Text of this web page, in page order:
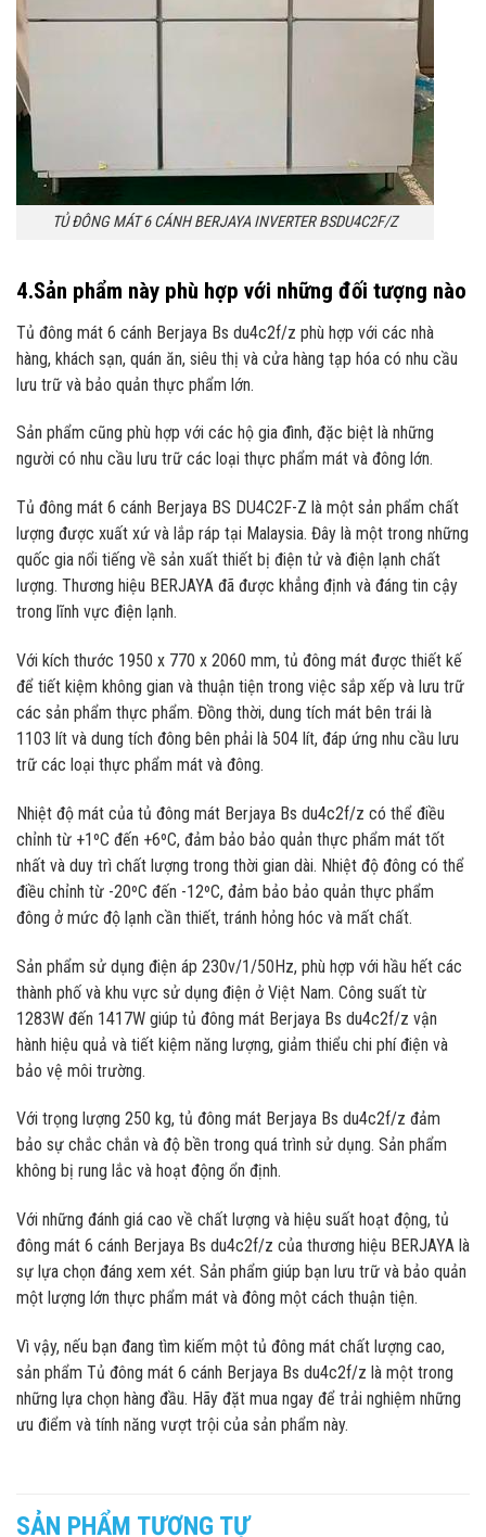
TỦ ĐÔNG MÁT 6 CÁNH BERJAYA INVERTER BSDU4C2F/Z
4.Sản phẩm này phù hợp với những đối tượng nào
Tủ đông mát 6 cánh Berjaya Bs du4c2f/z phù hợp với các nhà
hàng, khách sạn, quán ăn, siêu thị và cửa hàng tạp hóa có nhu cầu
lưu trữ và bảo quản thực phẩm lớn.
Sản phẩm cũng phù hợp với các hộ gia đình, đặc biệt là những
người có nhu cầu lưu trữ các loại thực phẩm mát và đông lớn.
Tủ đông mát 6 cánh Berjaya BS DU4C2F-Z là một sản phẩm chất
lượng được xuất xứ và lắp ráp tại Malaysia. Đây là một trong những
quốc gia nổi tiếng về sản xuất thiết bị điện tử và điện lạnh chất
lượng. Thương hiệu BERJAYA đã được khẳng định và đáng tin cậy
trong lĩnh vực điện lạnh.
Với kích thước 1950 x 770 x 2060 mm, tủ đông mát được thiết kế
để tiết kiệm không gian và thuận tiện trong việc sắp xếp và lưu trữ
các sản phẩm thực phẩm. Đồng thời, dung tích mát bên trái là
1103 lít và dung tích đông bên phải là 504 lít, đáp ứng nhu cầu lưu
trữ các loại thực phẩm mát và đông.
Nhiệt độ mát của tủ đông mát Berjaya Bs du4c2f/z có thể điều
chỉnh từ +1ºC đến +6ºC, đảm bảo bảo quản thực phẩm mát tốt
nhất và duy trì chất lượng trong thời gian dài. Nhiệt độ đông có thể
điều chỉnh từ -20ºC đến -12ºC, đảm bảo bảo quản thực phẩm
đông ở mức độ lạnh cần thiết, tránh hỏng hóc và mất chất.
Sản phẩm sử dụng điện áp 230v/1/50Hz, phù hợp với hầu hết các
thành phố và khu vực sử dụng điện ở Việt Nam. Công suất từ
1283W đến 1417W giúp tủ đông mát Berjaya Bs du4c2f/z vận
hành hiệu quả và tiết kiệm năng lượng, giảm thiểu chi phí điện và
bảo vệ môi trường.
Với trọng lượng 250 kg, tủ đông mát Berjaya Bs du4c2f/z đảm
bảo sự chắc chắn và độ bền trong quá trình sử dụng. Sản phẩm
không bị rung lắc và hoạt động ổn định.
Với những đánh giá cao về chất lượng và hiệu suất hoạt động, tủ
đông mát 6 cánh Berjaya Bs du4c2f/z của thương hiệu BERJAYA là
sự lựa chọn đáng xem xét. Sản phẩm giúp bạn lưu trữ và bảo quản
một lượng lớn thực phẩm mát và đông một cách thuận tiện.
Vì vậy, nếu bạn đang tìm kiếm một tủ đông mát chất lượng cao,
sản phẩm Tủ đông mát 6 cánh Berjaya Bs du4c2f/z là một trong
những lựa chọn hàng đầu. Hãy đặt mua ngay để trải nghiệm những
ưu điểm và tính năng vượt trội của sản phẩm này.
SẢN PHẨM TƯƠNG TỰ